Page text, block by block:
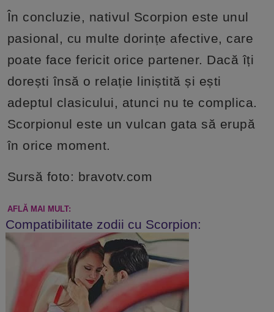
În concluzie, nativul Scorpion este unul
pasional, cu multe dorințe afective, care
poate face fericit orice partener. Dacă îți
dorești însă o relație liniștită și ești
adeptul clasicului, atunci nu te complica.
Scorpionul este un vulcan gata să erupă
în orice moment.
Sursă foto: bravotv.com
AFLĂ MAI MULT:
Compatibilitate zodii cu Scorpion: